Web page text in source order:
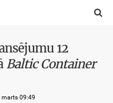

12
Baltic Container
09:49